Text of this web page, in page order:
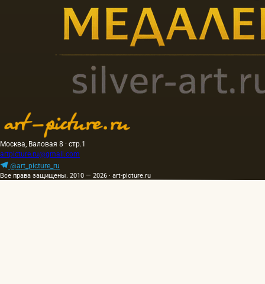
Москва, Валовая 8 · стр.1
artpicture.ru@gmail.com
@art_picture_ru
Все права защищены. 2010 — 2026 · art-picture.ru